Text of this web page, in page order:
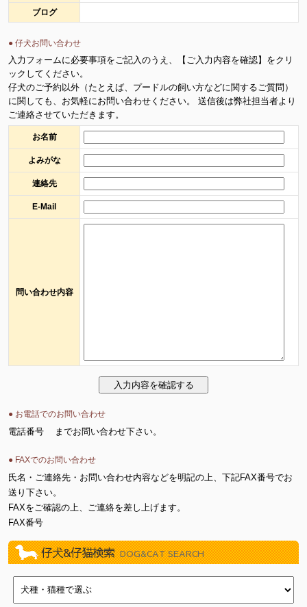
ブログ
● 仔犬お問い合わせ
入力フォームに必要事項をご記入のうえ、【ご入力内容を確認】をクリ
ックしてください。
仔犬のご予約以外（たとえば、プードルの飼い方などに関するご質問）
に関しても、お気軽にお問い合わせください。 送信後は弊社担当者より
ご連絡させていただきます。
お名前
よみがな
連絡先
E-Mail
問い合わせ内容
● お電話でのお問い合わせ
電話番号
までお問い合わせ下さい。
● FAXでのお問い合わせ
氏名・ご連絡先・お問い合わせ内容などを明記の上、下記FAX番号でお
送り下さい。
FAXをご確認の上、ご連絡を差し上げます。
FAX番号
仔犬&仔猫検索 DOG&CAT SEARCH